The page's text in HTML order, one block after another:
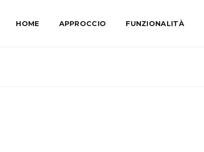
HOME APPROCCIO FUNZIONALITÀ